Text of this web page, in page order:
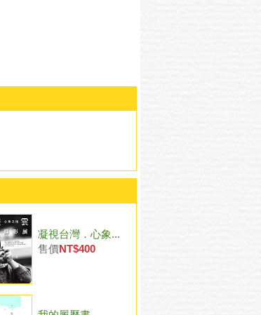
凝視台灣．心象...
售價NT$400